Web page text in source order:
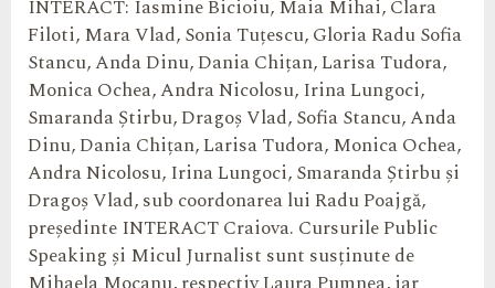
INTERACT: Iasmine Bicioiu, Maia Mihai, Clara
Filoti, Mara Vlad, Sonia Tuțescu, Gloria Radu Sofia
Stancu, Anda Dinu, Dania Chițan, Larisa Tudora,
Monica Ochea, Andra Nicolosu, Irina Lungoci,
Smaranda Știrbu, Dragoș Vlad, Sofia Stancu, Anda
Dinu, Dania Chițan, Larisa Tudora, Monica Ochea,
Andra Nicolosu, Irina Lungoci, Smaranda Știrbu și
Dragoș Vlad, sub coordonarea lui Radu Poajgă,
președinte INTERACT Craiova. Cursurile Public
Speaking și Micul Jurnalist sunt susținute de